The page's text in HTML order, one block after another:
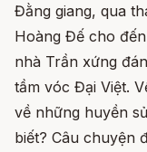
Đằng giang, qua
Hoàng Đế cho
nhà Trần xứng
tầm vóc Đại Việt.
về những huyền
biết? Câu chuyện